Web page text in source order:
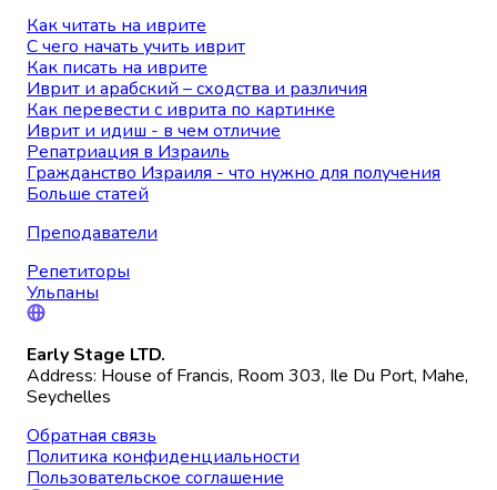
Как читать на иврите
С чего начать учить иврит
Как писать на иврите
Иврит и арабский – сходства и различия
Как перевести с иврита по картинке
Иврит и идиш - в чем отличие
Репатриация в Израиль
Гражданство Израиля - что нужно для получения
Больше статей
Преподаватели
Репетиторы
Ульпаны
Early Stage LTD.
Address: House of Francis, Room 303, Ile Du Port, Mahe,
Seychelles
Обратная связь
Политика конфиденциальности
Пользовательское соглашение